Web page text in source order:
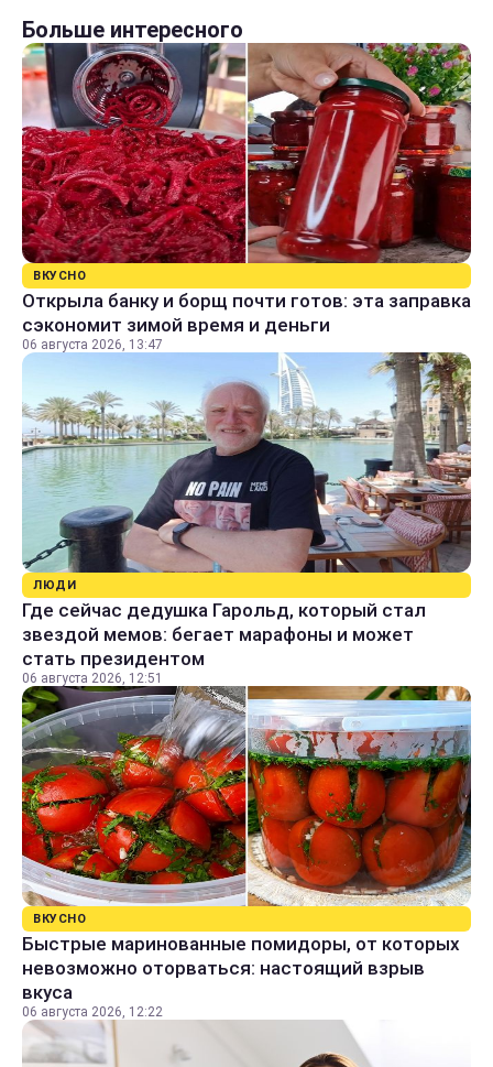
Больше интересного
ВКУСНО
Открыла банку и борщ почти готов: эта заправка
сэкономит зимой время и деньги
06 августа 2026, 13:47
ЛЮДИ
Где сейчас дедушка Гарольд, который стал
звездой мемов: бегает марафоны и может
стать президентом
06 августа 2026, 12:51
ВКУСНО
Быстрые маринованные помидоры, от которых
невозможно оторваться: настоящий взрыв
вкуса
06 августа 2026, 12:22